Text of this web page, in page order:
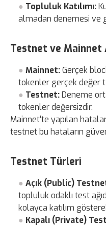
Topluluk Katılımı:
almadan denemesi ve
Testnet ve Mainnet
Mainnet:Gerçek
tokenler gerçek değer
Testnet:Deneme
tokenler değersizdir.
Mainnet’te yapılan
testnet bu hataların
Testnet Türleri
Açık (Public)
topluluk odaklı test
kolayca katılım
Kapalı (Private)